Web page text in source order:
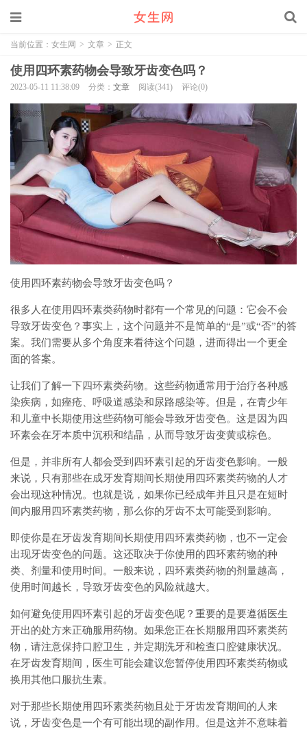
当前位置： 女生网 > 文章 > 正文
使用四环素药物会导致牙齿变色吗？
2023-05-11 11:38:09 分类： 文章 阅读(341) 评论(0)
使用四环素药物会导致牙齿变色吗？
很多人在使用四环素类药物时都有一个常见的问题：它会不会
导致牙齿变色？事实上，这个问题并不是简单的“是”或“否”的答
案。我们需要从多个角度来看待这个问题，进而得出一个更全
面的答案。
让我们了解一下四环素类药物。这些药物通常用于治疗各种感
染疾病，如痤疮、呼吸道感染和尿路感染等。但是，在青少年
和儿童中长期使用这些药物可能会导致牙齿变色。这是因为四
环素会在牙本质中沉积和结晶，从而导致牙齿变黄或棕色。
但是，并非所有人都会受到四环素引起的牙齿变色影响。一般
来说，只有那些在成牙发育期间长期使用四环素类药物的人才
会出现这种情况。也就是说，如果你已经成年并且只是在短时
间内服用四环素类药物，那么你的牙齿不太可能受到影响。
即使你是在牙齿发育期间长期使用四环素类药物，也不一定会
出现牙齿变色的问题。这还取决于你使用的四环素药物的种
类、剂量和使用时间。一般来说，四环素类药物的剂量越高，
使用时间越长，导致牙齿变色的风险就越大。
如何避免使用四环素引起的牙齿变色呢？重要的是要遵循医生
开出的处方来正确服用药物。如果您正在长期服用四环素类药
物，请注意保持口腔卫生，并定期洗牙和检查口腔健康状况。
在牙齿发育期间，医生可能会建议您暂停使用四环素类药物或
换用其他口服抗生素。
对于那些长期使用四环素类药物且处于牙齿发育期间的人来
说，牙齿变色是一个有可能出现的副作用。但是这并不意味着